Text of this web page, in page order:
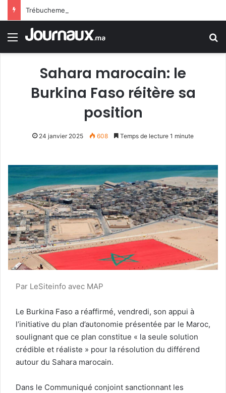
Menu
Sahara marocain: le
Burkina Faso réitère sa
position
24 janvier 2025 608 Temps de lecture 1 minute
Par LeSiteinfo avec MAP
Le Burkina Faso a réaffirmé, vendredi, son appui à
l’initiative du plan d’autonomie présentée par le Maroc,
soulignant que ce plan constitue « la seule solution
crédible et réaliste » pour la résolution du différend
autour du Sahara marocain.
Dans le Communiqué conjoint sanctionnant les